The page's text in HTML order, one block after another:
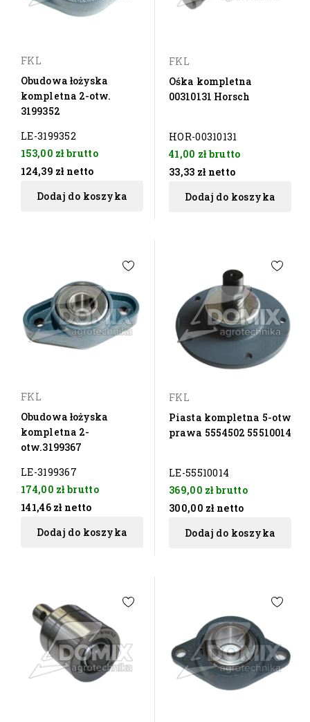
FKL
Obudowa łożyska
kompletna 2-otw.
3199352
LE-3199352
153,00 złbrutto
124,39 zł netto
Dodaj do koszyka
FKL
Ośka kompletna
00310131 Horsch
HOR-00310131
41,00 złbrutto
33,33 zł netto
Dodaj do koszyka
FKL
Obudowa łożyska
kompletna 2-
otw.3199367
LE-3199367
174,00 złbrutto
141,46 zł netto
Dodaj do koszyka
FKL
Piasta kompletna 5-otw
prawa 5554502 55510014
LE-55510014
369,00 złbrutto
300,00 zł netto
Dodaj do koszyka